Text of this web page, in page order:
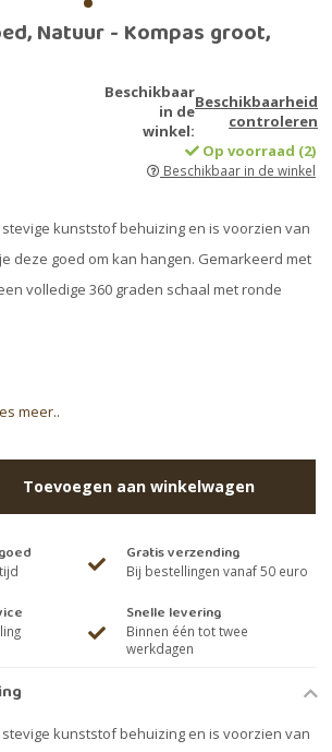
Natuur - Kompas groot,
Beschikbaar
in de
winkel:
Beschikbaarheid
controleren
Op voorraad (2)
Beschikbaar in de winkel
kunststof behuizing en is voorzien van
deze goed om kan hangen. Gemarkeerd met
volledige 360 graden schaal met ronde
meer..
Toevoegen aan winkelwagen
Gratis verzending
Bij bestellingen vanaf 50 euro
Snelle levering
Binnen één tot twee
werkdagen
kunststof behuizing en is voorzien van